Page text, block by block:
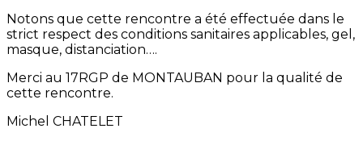
Notons que cette rencontre a été effectuée dans le
strict respect des conditions sanitaires applicables, gel,
masque, distanciation….
Merci au 17RGP de MONTAUBAN pour la qualité de
cette rencontre.
Michel CHATELET